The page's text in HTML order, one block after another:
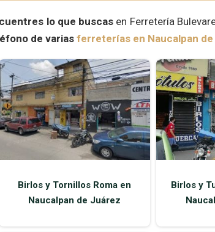
lo que buscas en Ferretería
de varias ferreterías en Naucalpan
Birlos y Tornillos Roma en
Naucalpan de Juárez
Birlos y